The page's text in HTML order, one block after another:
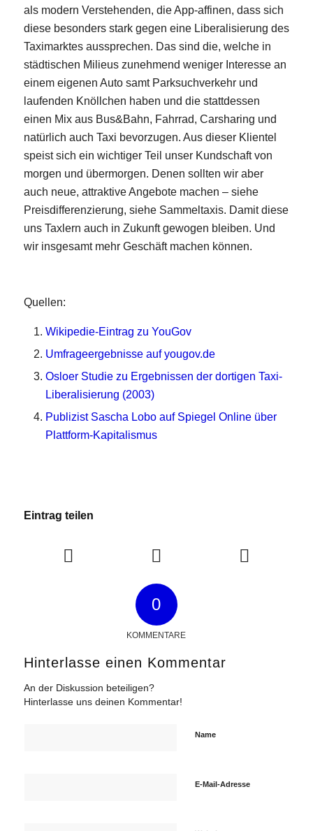
als modern Verstehenden, die App-affinen, dass sich
diese besonders stark gegen eine Liberalisierung des
Taximarktes aussprechen. Das sind die, welche in
städtischen Milieus zunehmend weniger Interesse an
einem eigenen Auto samt Parksuchverkehr und
laufenden Knöllchen haben und die stattdessen
einen Mix aus Bus&Bahn, Fahrrad, Carsharing und
natürlich auch Taxi bevorzugen. Aus dieser Klientel
speist sich ein wichtiger Teil unser Kundschaft von
morgen und übermorgen. Denen sollten wir aber
auch neue, attraktive Angebote machen – siehe
Preisdifferenzierung, siehe Sammeltaxis. Damit diese
uns Taxlern auch in Zukunft gewogen bleiben. Und
wir insgesamt mehr Geschäft machen können.
Quellen:
Wikipedie-Eintrag zu YouGov
Umfrageergebnisse auf yougov.de
Osloer Studie zu Ergebnissen der dortigen Taxi-
Liberalisierung (2003)
Publizist Sascha Lobo auf Spiegel Online über
Plattform-Kapitalismus
Eintrag teilen
0
KOMMENTARE
Hinterlasse einen Kommentar
An der Diskussion beteiligen?
Hinterlasse uns deinen Kommentar!
Name
E-Mail-Adresse